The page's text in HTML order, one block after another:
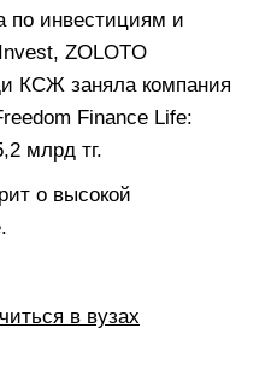
по инвестициям и
ZOLOTO
КСЖ заняла компания
Finance Life:
млрд тг.
о высокой
в вузах